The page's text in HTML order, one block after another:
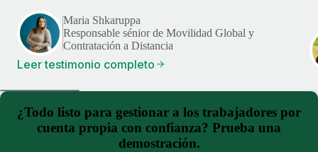
Maria Shkaruppa
Responsable sénior de Movilidad Global y
Contratación a Distancia
Leer testimonio completo
¿Todo listo para gestionar a los trabajadores por
cuenta propia con confianza? Prueba una
demostración.